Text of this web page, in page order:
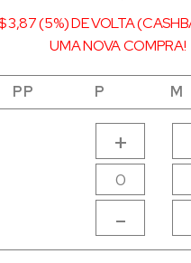
3,87 (5%) DE VOLTA
UMA NOVA COMPRA!
PP P M
+
-
PP P M